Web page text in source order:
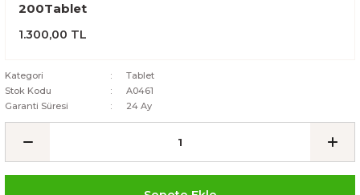
200Tablet
1.300,00 TL
Kategori
Tablet
Stok Kodu
A0461
Garanti Süresi
24 Ay